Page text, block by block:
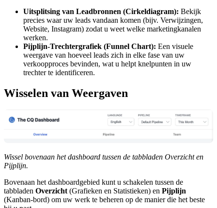
Uitsplitsing van Leadbronnen (Cirkeldiagram): Bekijk
precies waar uw leads vandaan komen (bijv. Verwijzingen,
Website, Instagram) zodat u weet welke marketingkanalen
werken.
Pijplijn-Trechtergrafiek (Funnel Chart): Een visuele
weergave van hoeveel leads zich in elke fase van uw
verkoopproces bevinden, wat u helpt knelpunten in uw
trechter te identificeren.
Wisselen van Weergaven
Wissel bovenaan het dashboard tussen de tabbladen Overzicht en
Pijplijn.
Bovenaan het dashboardgebied kunt u schakelen tussen de
tabbladen Overzicht (Grafieken en Statistieken) en Pijplijn
(Kanban-bord) om uw werk te beheren op de manier die het beste